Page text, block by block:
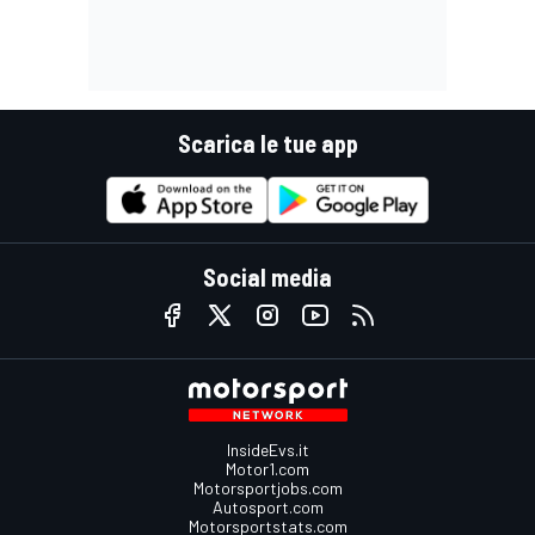
Scarica le tue app
Social media
InsideEvs.it
Motor1.com
Motorsportjobs.com
Autosport.com
Motorsportstats.com